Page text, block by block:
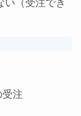
い（受注でき
受注